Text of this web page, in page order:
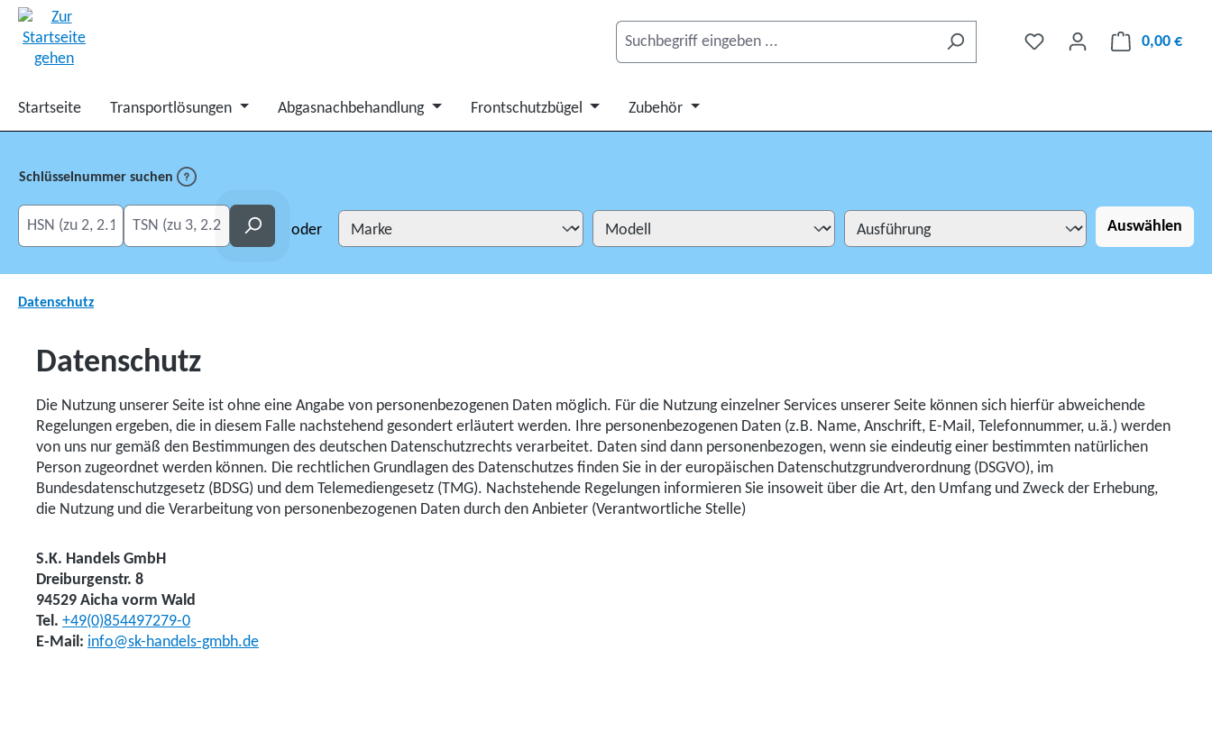
0,00 €
Startseite Transportlösungen Abgasnachbehandlung Frontschutzbügel Zubehör
Schlüsselnummer suchen
HSN eingeben
TSN eingeben Suchen oder Auswählen
Datenschutz
Datenschutz
Die Nutzung unserer Seite ist ohne eine Angabe von personenbezogenen Daten möglich. Für die Nutzung einzelner Services unserer Seite können sich hierfür abweichende
Regelungen ergeben, die in diesem Falle nachstehend gesondert erläutert werden. Ihre personenbezogenen Daten (z.B. Name, Anschrift, E-Mail, Telefonnummer, u.ä.) werden
von uns nur gemäß den Bestimmungen des deutschen Datenschutzrechts verarbeitet. Daten sind dann personenbezogen, wenn sie eindeutig einer bestimmten natürlichen
Person zugeordnet werden können. Die rechtlichen Grundlagen des Datenschutzes finden Sie in der europäischen Datenschutzgrundverordnung (DSGVO), im
Bundesdatenschutzgesetz (BDSG) und dem Telemediengesetz (TMG). Nachstehende Regelungen informieren Sie insoweit über die Art, den Umfang und Zweck der Erhebung,
die Nutzung und die Verarbeitung von personenbezogenen Daten durch den Anbieter (Verantwortliche Stelle)
S.K. Handels GmbH
Dreiburgenstr. 8
94529 Aicha vorm Wald
Tel. +49(0)854497279-0
E-Mail: info@sk-handels-gmbh.de